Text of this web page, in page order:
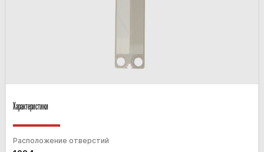
Характеристики
Расположение отверстий